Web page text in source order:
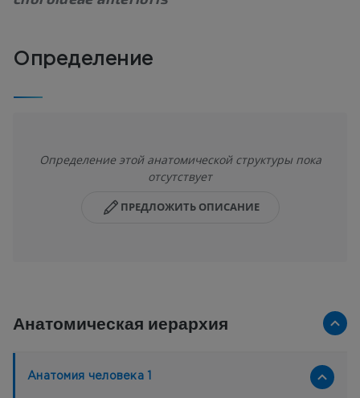
Определение
Определение этой анатомической структуры пока
отсутствует
ПРЕДЛОЖИТЬ ОПИСАНИЕ
Анатомическая иерархия
Анатомия человека 1